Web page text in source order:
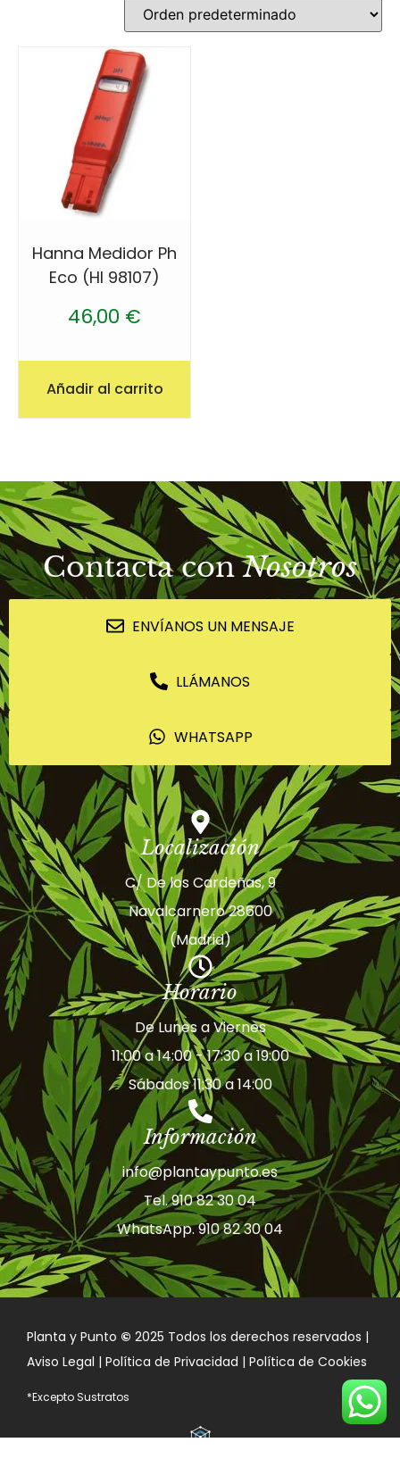
Hanna Medidor Ph
Eco (HI 98107)
46,00 €
Añadir al carrito
Contacta conNosotros
ENVÍANOS UN MENSAJE
LLÁMANOS
WHATSAPP
Localización
C/ De los Cardeñas, 9
Navalcarnero 28600
(Madrid)
Horario
De Lunes a Viernes
11:00 a 14:00 - 17:30 a 19:00
Sábados 11:30 a 14:00
Información
info@plantaypunto.es
Tel. 910 82 30 04
WhatsApp. 910 82 30 04
Planta y Punto © 2025 Todos los derechos reservados |
Aviso Legal | Política de Privacidad | Política de Cookies
*Excepto Sustratos